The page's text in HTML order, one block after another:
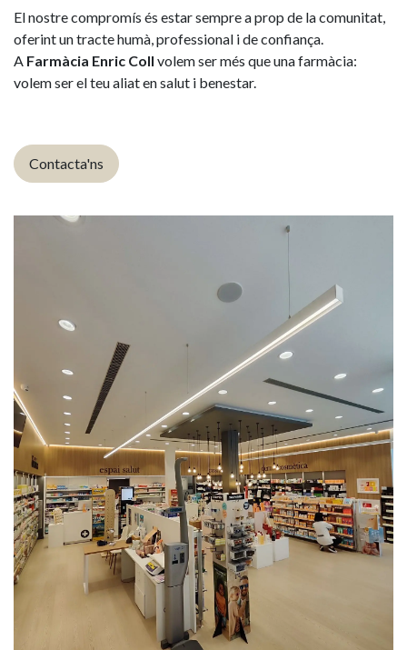
El nostre compromís és estar sempre a prop de la comunitat,
oferint un tracte humà, professional i de confiança.
A Farmàcia Enric Coll volem ser més que una farmàcia:
volem ser el teu aliat en salut i benestar.
Contacta'ns